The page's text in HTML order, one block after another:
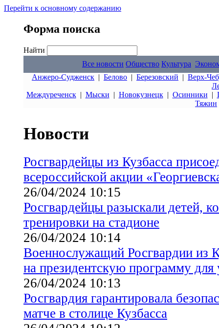
Перейти к основному содержанию
Форма поиска
Найти
Все новости Общество Культура
Анжеро-Судженск | Белово | Березовский | Верх-
Междуреченск| Мыски | Новокузнецк| Осинники |
Тяжин
Новости
Росгвардейцы из Кузбасса
всероссийской акции
26/04/2024 10:15
Росгвардейцы разыскали детей,
тренировки на стадионе
26/04/2024 10:14
Военнослужащий Росгвардии из
на президентскую программу
26/04/2024 10:13
Росгвардия гарантировала
матче в столице Кузбасса